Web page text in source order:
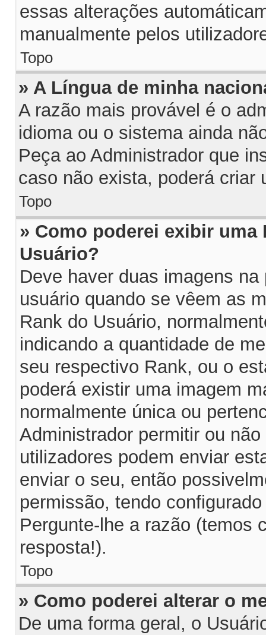
essas alterações
manualmente pelos
Topo
» A Língua de minha
A razão mais provável é o
idioma ou o sistema ainda
Peça ao Administrador que
caso não exista, poderá criar
Topo
» Como poderei exibir uma
Usuário?
Deve haver duas imagens
usuário quando se vêem as
Rank do Usuário,
indicando a quantidade de
seu respectivo Rank, ou o
poderá existir uma imagem
normalmente única ou
Administrador permitir ou
utilizadores podem enviar
enviar o seu, então
permissão, tendo
Pergunte-lhe a razão (temos
resposta!).
Topo
» Como poderei alterar o
De uma forma geral, o